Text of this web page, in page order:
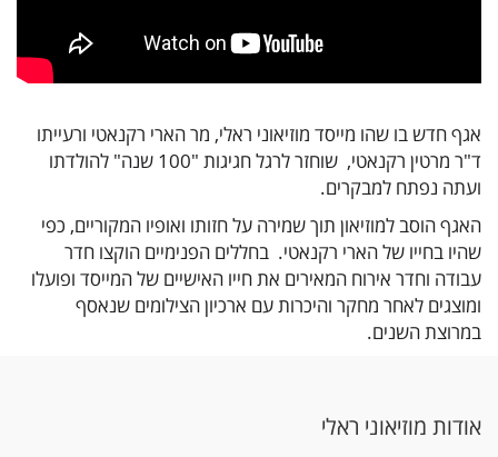
אגף חדש בו שהו מייסד מוזיאוני ראלי, מר הארי רקנאטי ורעייתו
ד"ר מרטין רקנאטי, שוחזר לרגל חגיגות "100 שנה" להולדתו
ועתה נפתח למבקרים.
האגף הוסב למוזיאון תוך שמירה על חזותו ואופיו המקוריים, כפי
שהיו בחייו של הארי רקנאטי. בחללים הפנימיים הוקצו חדר
עבודה וחדר אירוח המאירים את חייו האישיים של המייסד ופועלו
ומוצגים לאחר מחקר והיכרות עם ארכיון הצילומים שנאסף
במרוצת השנים.
המרובה של המייסד.
אודות מוזיאוני ראלי